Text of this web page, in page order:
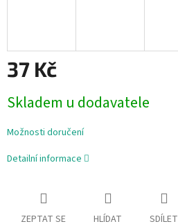
37 Kč
cena:
Skladem u dodavatele
Možnosti doručení
Detailní informace
ZEPTAT SE HLÍDAT SDÍLET